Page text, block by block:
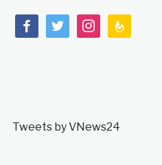
facebooktwitterinstagramfeedburner
Tweets by VNews24